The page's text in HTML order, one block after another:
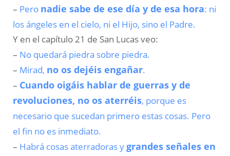
– Pero nadie sabe de ese día y de esa hora: ni
los ángeles en el cielo, ni el Hijo, sino el Padre.
Y en el capítulo 21 de San Lucas veo:
– No quedará piedra sobre piedra.
– Mirad, no os dejéis engañar.
– Cuando oigáis hablar de guerras y de
revoluciones, no os aterréis, porque es
necesario que sucedan primero estas cosas. Pero
el fin no es inmediato.
– Habrá cosas aterradoras ygrandes señales en